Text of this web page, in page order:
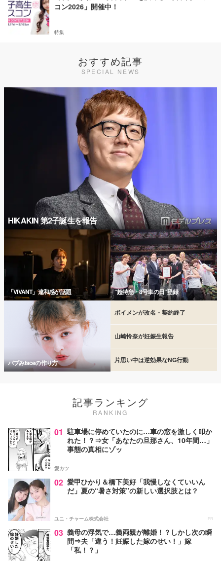
コン2026」開催中！
特集
おすすめ記事
SPECIAL NEWS
HIKAKIN 第2子誕生を報告
「VIVANT」違和感が話題 “超特急・8号車の日”登録
バブみfaceの作り方
ボイメンが改名・契約終了
山崎怜奈が妊娠生報告
片思い中は逆効果なNG行動
記事ランキング
RANKING
01 駐車場に停めていたのに…車の窓を激しく叩か
れた！？⇒女「あなたの旦那さん、10年間…」
事態の真相にゾッ
愛カツ
02 愛甲ひかり＆橋下美好「我慢しなくていいん
だ」夏の“暑さ対策”の新しい選択肢とは？
ユニ・チャーム株式会社 PR
03 義母の浮気で…義両親が離婚！？しかし次の瞬
間⇒夫「違う！妊娠した嫁のせい！」嫁
「私！？」